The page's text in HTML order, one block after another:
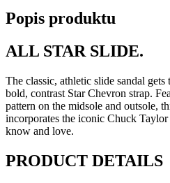
Popis produktu
ALL STAR SLIDE.
The classic, athletic slide sandal
bold, contrast Star Chevron strap.
pattern on the midsole and outsole,
incorporates the iconic Chuck
know and love.
PRODUCT DETAILS